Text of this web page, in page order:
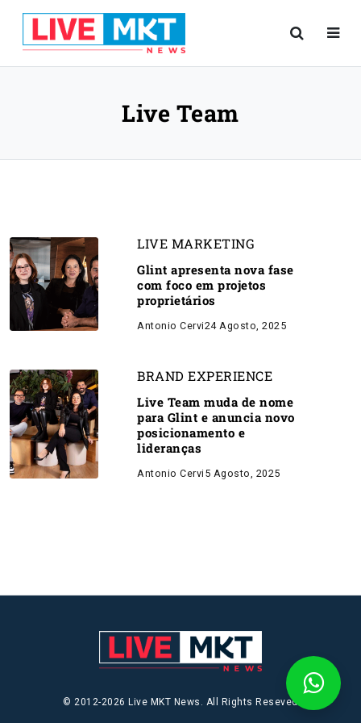
Live Team
LIVE MARKETING
Glint apresenta nova fase
com foco em projetos
proprietários
Antonio Cervi24 Agosto, 2025
BRAND EXPERIENCE
Live Team muda de nome
para Glint e anuncia novo
posicionamento e
lideranças
Antonio Cervi 5 Agosto, 2025
© 2012-2026 Live MKT News. All Rights Reseved